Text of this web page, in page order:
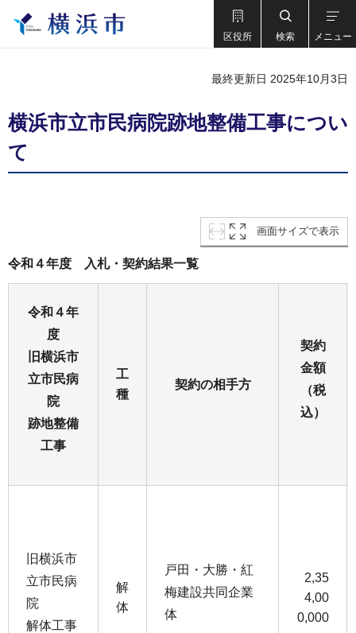
区役所 検索 メニュー
最終更新日 2025年10月3日
横浜市立市民病院跡地整備工事につい
て
画面サイズで表示
令和４年度 入札・契約結果一覧
令和４年
度
旧横浜市
立市民病
院
跡地整備
工事
工
種
契約の相手方
契約
金額
（税
込）
旧横浜市
立市民病
院
解体工事
解
体
戸田・大勝・紅
梅建設共同企業
体
2,35
4,00
0,000